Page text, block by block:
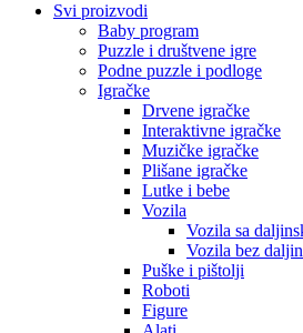
Svi proizvodi
Baby program
Puzzle i društvene igre
Podne puzzle i podloge
Igračke
Drvene igračke
Interaktivne igračke
Muzičke igračke
Plišane igračke
Lutke i bebe
Vozila
Vozila sa
Vozila bez
Puške i pištolji
Roboti
Figure